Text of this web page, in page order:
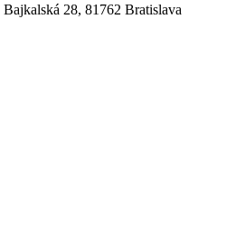
28, 81762 Bratislava